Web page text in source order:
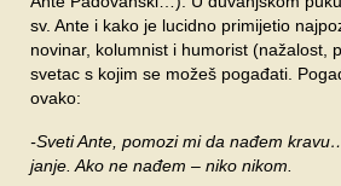
sv. Ante i kako je lucidno primijetio
novinar, kolumnist i humorist (nažalost,
svetac s kojim se možeš pogađati.
ovako:
-Sveti Ante, pomozi mi da nađem
janje. Ako ne nađem – niko nikom.